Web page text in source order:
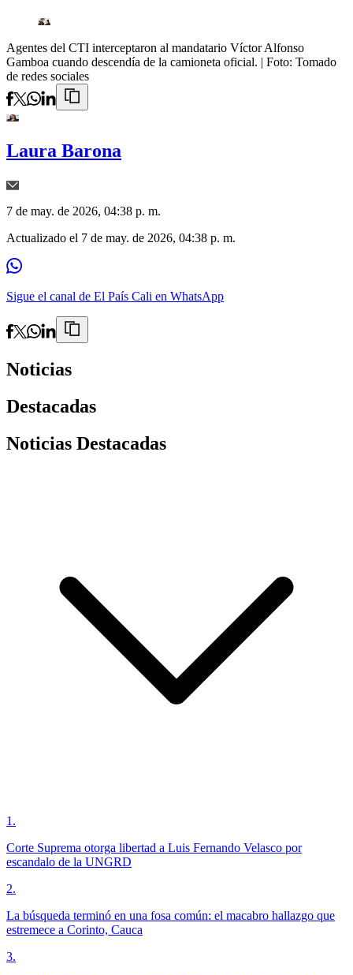
Agentes del CTI interceptaron al mandatario Víctor Alfonso
Gamboa cuando descendía de la camioneta oficial. | Foto: Tomado
de redes sociales
Laura Barona
7 de may. de 2026, 04:38 p. m.
Actualizado el 7 de may. de 2026, 04:38 p. m.
Sigue el canal de El País Cali en WhatsApp
Noticias
Destacadas
Noticias Destacadas
1 .
Corte Suprema otorga libertad a Luis Fernando Velasco por
escandalo de la UNGRD
2.
La búsqueda terminó en una fosa común: el macabro hallazgo que
estremece a Corinto, Cauca
3.